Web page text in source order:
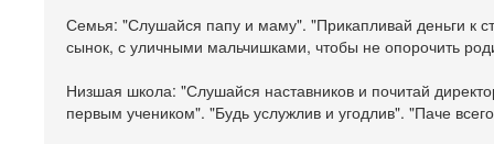
Семья: "Слушайся папу и маму". "Прикапливай деньги к
сынок, с уличными мальчишками, чтобы не опорочить
Низшая школа: "Слушайся наставников и почитай
первым учеником". "Будь услужлив и угодлив". "Паче